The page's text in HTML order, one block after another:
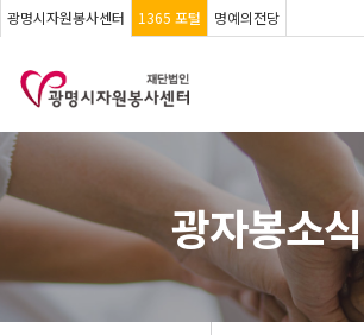
광명시자원봉사센터 1365 포털 명예의전당
광자봉소식